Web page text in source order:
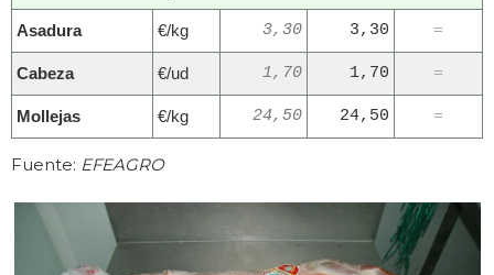
Asadura €/kg 3,30 3,30 =
Cabeza €/ud 1,70 1,70 =
Mollejas €/kg 24,50 24,50 =
Fuente: EFEAGRO